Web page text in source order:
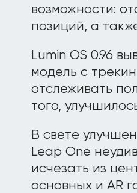
возможности:
позиций, а
Lumin OS 0.96
модель с
отслеживать
того,
В свете
Leap One
исчезать из
основных и AR